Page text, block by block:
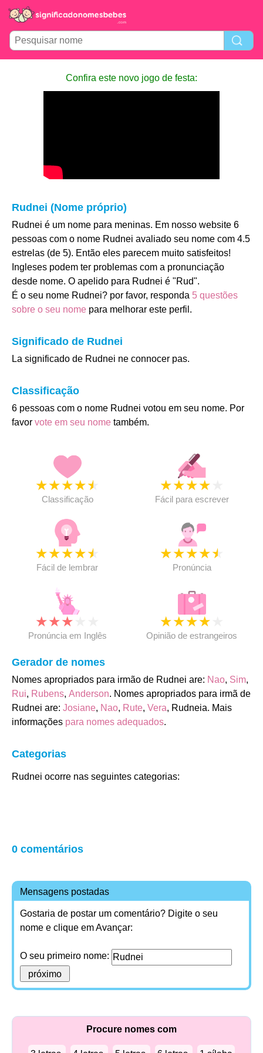
Confira este novo jogo de festa:
Rudnei (Nome próprio)
Rudnei é um nome para meninas. Em nosso website 6
pessoas com o nome Rudnei avaliado seu nome com 4.5
estrelas (de 5). Então eles parecem muito satisfeitos!
Ingleses podem ter problemas com a pronunciação
desde nome. O apelido para Rudnei é "Rud".
É o seu nome Rudnei? por favor, responda 5 questões
sobre o seu nome para melhorar este perfil.
Significado de Rudnei
La significado de Rudnei ne connocer pas.
Classificação
6 pessoas com o nome Rudnei votou em seu nome. Por
favor vote em seu nome também.
★★★★★
Classificação
★★★★
Fácil para escrever
★★★★★
Fácil de lembrar
★★★★★
Pronúncia
★★★
Pronúncia em Inglês
★★★★
Opinião de estrangeiros
Gerador de nomes
Nomes apropriados para irmão de Rudnei are: Nao, Sim,
Rui, Rubens, Anderson. Nomes apropriados para irmã de
Rudnei are: Josiane, Nao, Rute, Vera, Rudneia. Mais
informações para nomes adequados.
Categorias
Rudnei ocorre nas seguintes categorias:
0 comentários
Mensagens postadas
Gostaria de postar um comentário? Digite o seu
nome e clique em Avançar:
O seu primeiro nome:
Procure nomes com